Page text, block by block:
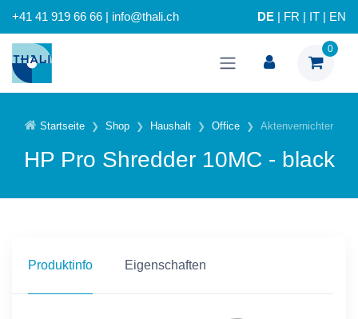
+41 41 919 66 66 | info@thali.ch DE FR IT EN
0
Startseite Shop Haushalt Office Aktenvernichter
HP Pro Shredder 10MC - black
Produktinfo Eigenschaften